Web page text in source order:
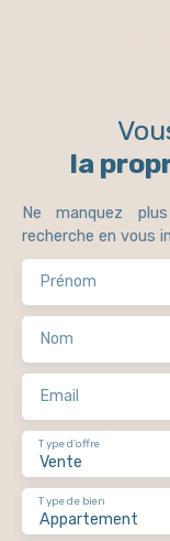
la
Ne manquez
recherche en vous
Prénom
Nom
Email
Vente
Type d'offre
Appartement
Type de bien